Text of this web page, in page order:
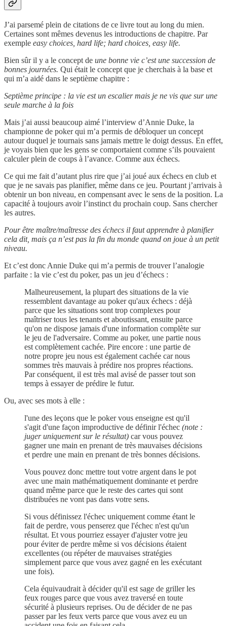
J’ai parsemé plein de citations de ce livre tout au long du mien.
Certaines sont mêmes devenus les introductions de chapitre. Par
exemple easy choices, hard life; hard choices, easy life.
Bien sûr il y a le concept de une bonne vie c’est une succession de
bonnes journées. Qui était le concept que je cherchais à la base et
qui m’a aidé dans le septième chapitre :
Septième principe : la vie est un escalier mais je ne vis que sur une
seule marche à la fois
Mais j’ai aussi beaucoup aimé l’interview d’Annie Duke, la
championne de poker qui m’a permis de débloquer un concept
autour duquel je tournais sans jamais mettre le doigt dessus. En effet,
je voyais bien que les gens se comportaient comme s’ils pouvaient
calculer plein de coups à l’avance. Comme aux échecs.
Ce qui me fait d’autant plus rire que j’ai joué aux échecs en club et
que je ne savais pas planifier, même dans ce jeu. Pourtant j’arrivais à
obtenir un bon niveau, en compensant avec le sens de la position. La
capacité à toujours avoir l’instinct du prochain coup. Sans chercher
les autres.
Pour être maître/maîtresse des échecs il faut apprendre à planifier
cela dit, mais ça n’est pas la fin du monde quand on joue à un petit
niveau.
Et c’est donc Annie Duke qui m’a permis de trouver l’analogie
parfaite : la vie c’est du poker, pas un jeu d’échecs :
Malheureusement, la plupart des situations de la vie
ressemblent davantage au poker qu'aux échecs : déjà
parce que les situations sont trop complexes pour
maîtriser tous les tenants et aboutissant, ensuite parce
qu'on ne dispose jamais d'une information complète sur
le jeu de l'adversaire. Comme au poker, une partie nous
est complètement cachée. Pire encore : une partie de
notre propre jeu nous est également cachée car nous
sommes très mauvais à prédire nos propres réactions.
Par conséquent, il est très mal avisé de passer tout son
temps à essayer de prédire le futur.
Ou, avec ses mots à elle :
l'une des leçons que le poker vous enseigne est qu'il
s'agit d'une façon improductive de définir l'échec (note :
juger uniquement sur le résultat) car vous pouvez
gagner une main en prenant de très mauvaises décisions
et perdre une main en prenant de très bonnes décisions.
Vous pouvez donc mettre tout votre argent dans le pot
avec une main mathématiquement dominante et perdre
quand même parce que le reste des cartes qui sont
distribuées ne vont pas dans votre sens.
Si vous définissez l'échec uniquement comme étant le
fait de perdre, vous penserez que l'échec n'est qu'un
résultat. Et vous pourriez essayer d'ajuster votre jeu
pour éviter de perdre même si vos décisions étaient
excellentes (ou répéter de mauvaises stratégies
simplement parce que vous avez gagné en les exécutant
une fois).
Cela équivaudrait à décider qu'il est sage de griller les
feux rouges parce que vous avez traversé en toute
sécurité à plusieurs reprises. Ou de décider de ne pas
passer par les feux verts parce que vous avez eu un